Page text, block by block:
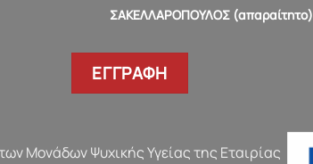
ΣΑΚΕΛΛΑΡΟΠΟΥΛΟΣ (απαραίτητο)
Μονάδων Ψυχικής Υγείας της Εταιρίας